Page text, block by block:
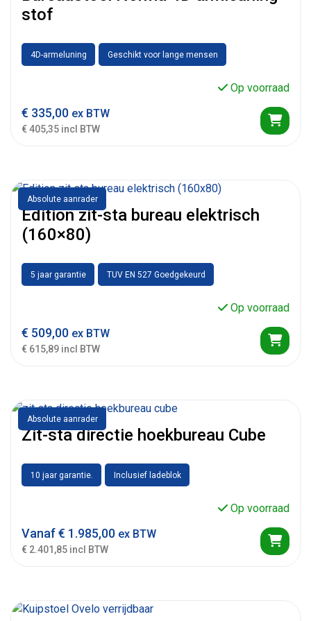
stof
4D-armeluning Geschikt voor lange mensen
Op voorraad
€ 335,00 ex BTW
€ 405,35 incl BTW
Absolute aanrader
Edition zit-sta bureau elektrisch
(160×80)
5 jaar garantie TUV EN 527 Goedgekeurd
Op voorraad
€ 509,00 ex BTW
€ 615,89 incl BTW
Absolute aanrader
Zit-sta directie hoekbureau Cube
10 jaar garantie. Inclusief ladeblok
Op voorraad
Vanaf€ 1.985,00 ex BTW
€ 2.401,85 incl BTW